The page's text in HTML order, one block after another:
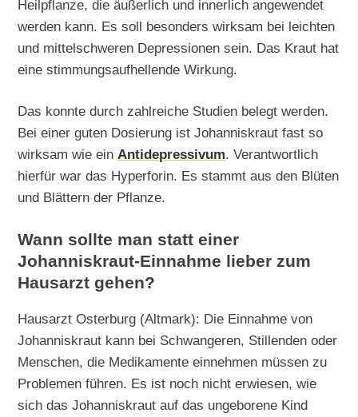
Heilpflanze, die äußerlich und innerlich angewendet
werden kann. Es soll besonders wirksam bei leichten
und mittelschweren Depressionen sein. Das Kraut hat
eine stimmungsaufhellende Wirkung.
Das konnte durch zahlreiche Studien belegt werden.
Bei einer guten Dosierung ist Johanniskraut fast so
wirksam wie einAntidepressivum. Verantwortlich
hierfür war das Hyperforin. Es stammt aus den Blüten
und Blättern der Pflanze.
Wann sollte man statt einer
Johanniskraut-Einnahme lieber zum
Hausarzt gehen?
Hausarzt Osterburg (Altmark): Die Einnahme von
Johanniskraut kann bei Schwangeren, Stillenden oder
Menschen, die Medikamente einnehmen müssen zu
Problemen führen. Es ist noch nicht erwiesen, wie
sich das Johanniskraut auf das ungeborene Kind